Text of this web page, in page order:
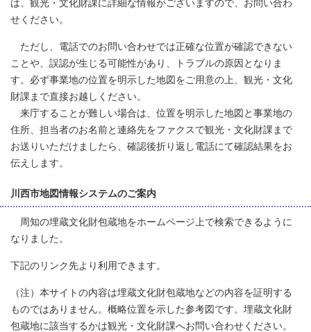
は、観光・文化財課に詳細な情報がございますので、お問い合わ
せください。
ただし、電話でのお問い合わせでは正確な位置が確認できない
ことや、誤認が生じる可能性があり、トラブルの原因となりま
す。必ず事業地の位置を明示した地図をご用意の上、観光・文化
財課まで直接お越しください。
来庁することが難しい場合は、位置を明示した地図と事業地の
住所、担当者のお名前と連絡先をファクスで観光・文化財課まで
お送りいただけましたら、確認後折り返し電話にて確認結果をお
伝えします。
川西市地図情報システムのご案内
周知の埋蔵文化財包蔵地をホームページ上で検索できるように
なりました。
下記のリンク先より利用できます。
（注）本サイトの内容は埋蔵文化財包蔵地などの内容を証明する
ものではありません。概略位置を示した参考図です。埋蔵文化財
包蔵地に該当するかは観光・文化財課へお問い合わせください。